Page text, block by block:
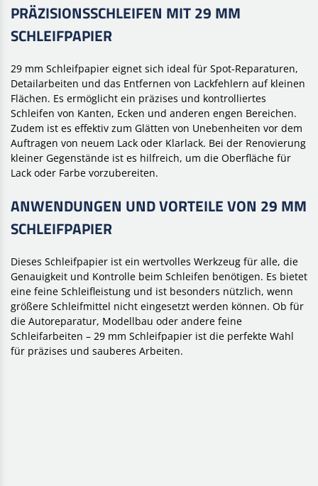
PRÄZISIONSSCHLEIFEN MIT 29 MM
SCHLEIFPAPIER
29 mm Schleifpapier eignet sich ideal für Spot-Reparaturen,
Detailarbeiten und das Entfernen von Lackfehlern auf kleinen
Flächen. Es ermöglicht ein präzises und kontrolliertes
Schleifen von Kanten, Ecken und anderen engen Bereichen.
Zudem ist es effektiv zum Glätten von Unebenheiten vor dem
Auftragen von neuem Lack oder Klarlack. Bei der Renovierung
kleiner Gegenstände ist es hilfreich, um die Oberfläche für
Lack oder Farbe vorzubereiten.
ANWENDUNGEN UND VORTEILE VON 29 MM
SCHLEIFPAPIER
Dieses Schleifpapier ist ein wertvolles Werkzeug für alle, die
Genauigkeit und Kontrolle beim Schleifen benötigen. Es bietet
eine feine Schleifleistung und ist besonders nützlich, wenn
größere Schleifmittel nicht eingesetzt werden können. Ob für
die Autoreparatur, Modellbau oder andere feine
Schleifarbeiten – 29 mm Schleifpapier ist die perfekte Wahl
für präzises und sauberes Arbeiten.